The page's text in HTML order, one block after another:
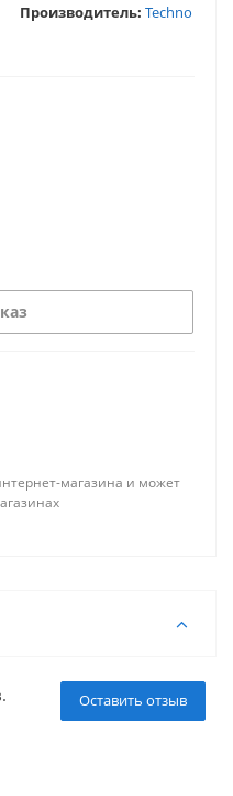
Производитель: Techno
магазина и может
Оставить отзыв